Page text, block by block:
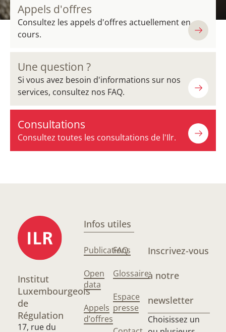
Appels d'offres
Consultez les appels d'offres actuellement en
cours.
Une question ?
Si vous avez besoin d'informations sur nos
services, consultez nos FAQ.
Consultations
Consultez toutes les consultations de l'Ilr.
Institut
Luxembourgeois
de
Régulation
17, rue du
Infos utiles
Publications
Open
data
Appels
d’offres
FAQ
Glossaire
Espace
presse
Inscrivez-vous
à notre
newsletter
Choisissez un